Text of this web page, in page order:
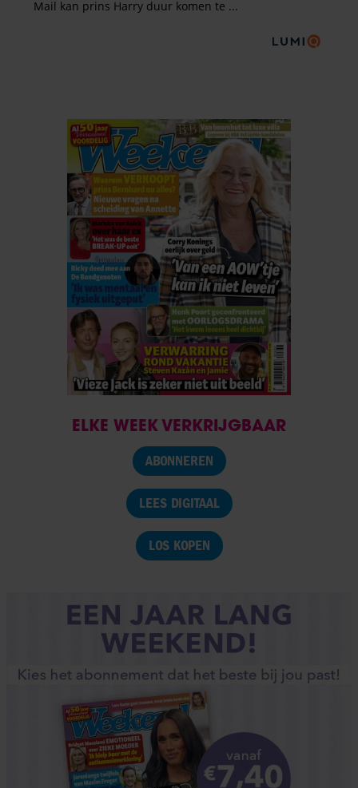
ELKE WEEK VERKRIJGBAAR
ABONNEREN
LEES DIGITAAL
LOS KOPEN